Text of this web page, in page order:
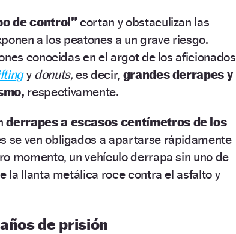
de control” cortan y obstaculizan las
a los peatones a un grave riesgo.
conocidas en el argot de los aficionados
y donuts,es decir, grandes derrapes y
respectivamente.
derrapes a escasos centímetros de los
se ven obligados a apartarse rápidamente
momento, un vehículo derrapa sin uno de
la llanta metálica roce contra el asfalto y
de prisión